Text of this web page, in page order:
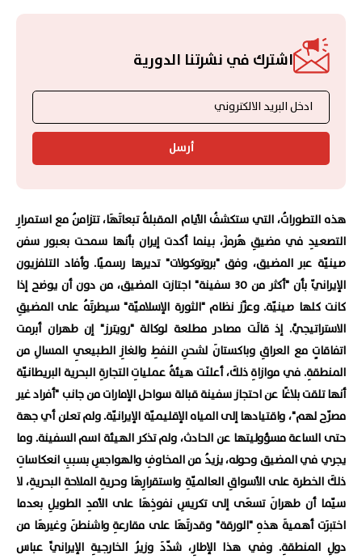
اشترك في نشرتنا الدورية
أرسل
هذه التطوراتُ، التي ستكشفُ الأيام المقبلةُ تبعاتَهَا، تتزامنُ مع استمرارِ
التصعيدِ في مضيقِ هُرمزَ، بينما أكدت إيران بأنها سمحت بعبور سفن
صينيّة عبر المضيق، وفق "بروتوكولات" تديرها رسميًا. وأفاد التلفزيون
الإيرانيّ بأن "أكثر من 30 سفينة" اجتازت المضيق، من دون أن يوضح إذا
كانت كلها صينيّة. وعزّز نظام "الثورة الإسلاميّة" سيطرتَهُ على المضيقِ
الاستراتيجيِّ. إذ قالَت مصادر مطلعة لوكالة "رويترز" إن طهران أبرمت
اتفاقاتٍ مع العراقِ وباكستانَ لشحنِ النفطِ والغازِ الطبيعيِ المسالِ من
المنطقةِ. في موازاةِ ذلكَ، أعلنَت هيئةُ عملياتِ التجارةِ البحرية البريطانيّة
أنها تلقت بلاغًا عن احتجاز سفينة قبالة سواحل الإمارات من جانب "أفراد غير
مصرّح لهم"، واقتيادها إلى المياه الإقليميّة الإيرانيّة. ولم تعلن أي جهة
حتى الساعة مسؤوليتها عن الحادث، ولم تذكر الهيئة اسم السفينة. وما
يجري في المضيق وحوله، يزيدُ من المخاوفِ والهواجسِ بسببِ انعكاساتِ
ذلكَ الخطرة على الأسواقِ العالميّةِ واستقرارِهَا وحريةِ الملاحةِ البحريةِ، لا
سيّما أن طهرانَ تسعَى إلى تكريسِ نفوذِهَا على الأمدِ الطويلِ بعدما
اختبرَت أهميةَ هذهِ "الورقة" وقدرتَهَا على مقارعةِ واشنطنَ وغيرهَا من
دولِ المنطقةِ. وفي هذا الإطارِ، شدّدَ وزيرُ الخارجيةِ الإيرانيِّ عباس